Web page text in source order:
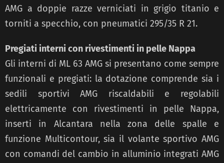
AMG a doppie razze verniciati in grigio titanio e
torniti a specchio, con pneumatici 295/35 R 21.
Pregiati interni con rivestimenti in pelle Nappa
Gli interni di ML 63 AMG si presentano come sempre
funzionali e pregiati: la dotazione comprende sia i
sedili sportivi AMG riscaldabili e regolabili
elettricamente con rivestimenti in pelle Nappa,
inserti in Alcantara nella zona delle spalle e
funzione Multicontour, sia il volante sportivo AMG
con comandi del cambio in alluminio integrati AMG